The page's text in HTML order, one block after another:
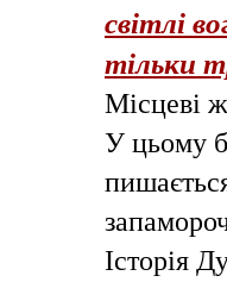
світлі
тільки
Місцеві
У цьому
Історія